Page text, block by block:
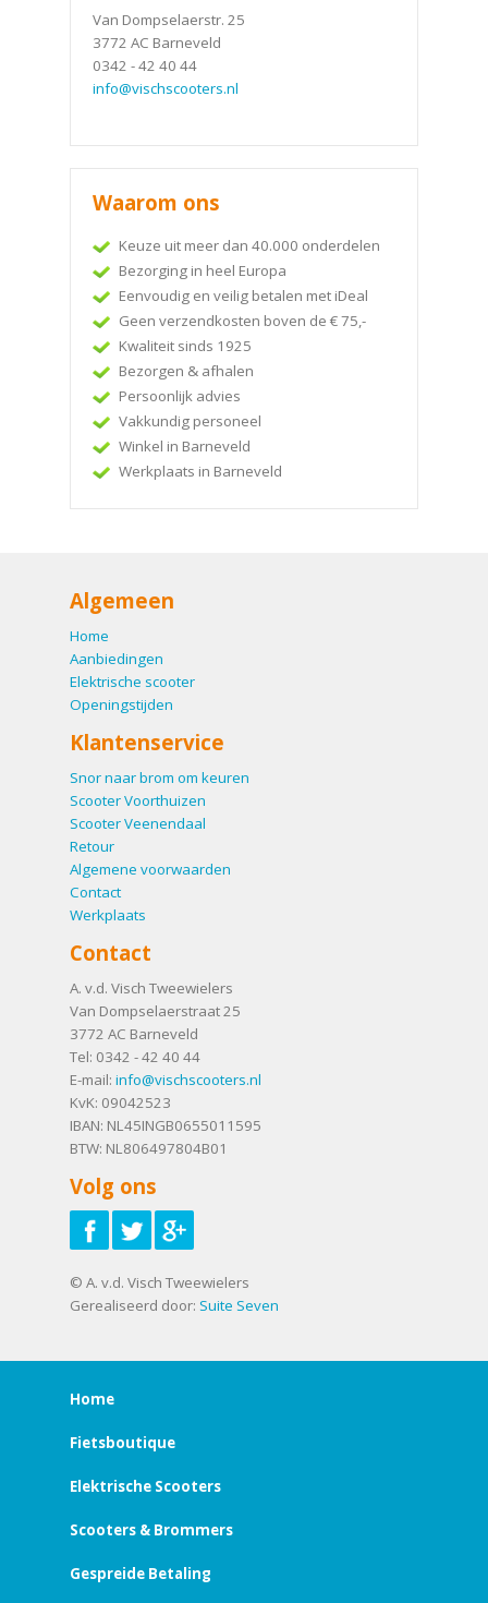
Van Dompselaerstr. 25
3772 AC Barneveld
0342 - 42 40 44
info@vischscooters.nl
Waarom ons
Keuze uit meer dan 40.000 onderdelen
Bezorging in heel Europa
Eenvoudig en veilig betalen met iDeal
Geen verzendkosten boven de € 75,-
Kwaliteit sinds 1925
Bezorgen & afhalen
Persoonlijk advies
Vakkundig personeel
Winkel in Barneveld
Werkplaats in Barneveld
Algemeen
Home
Aanbiedingen
Elektrische scooter
Openingstijden
Klantenservice
Snor naar brom om keuren
Scooter Voorthuizen
Scooter Veenendaal
Retour
Algemene voorwaarden
Contact
Werkplaats
Contact
A. v.d. Visch Tweewielers
Van Dompselaerstraat 25
3772 AC Barneveld
Tel: 0342 - 42 40 44
E-mail: info@vischscooters.nl
KvK: 09042523
IBAN: NL45INGB0655011595
BTW: NL806497804B01
Volg ons
© A. v.d. Visch Tweewielers
Gerealiseerd door: Suite Seven
Home
Fietsboutique
Elektrische Scooters
Scooters & Brommers
Gespreide Betaling